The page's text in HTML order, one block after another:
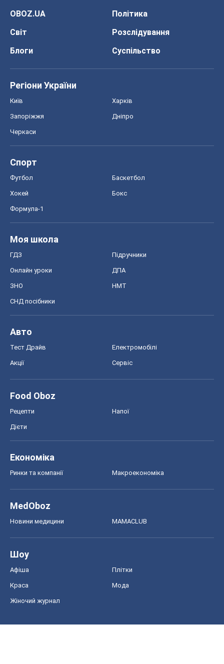
OBOZ.UA
Політика
Світ
Розслідування
Блоги
Суспільство
Регіони України
Київ Харків
Запоріжжя Дніпро
Черкаси
Спорт
Футбол Баскетбол
Хокей Бокс
Формула-1
Моя школа
ГДЗ Підручники
Онлайн уроки ДПА
ЗНО НМТ
СНД посібники
Авто
Тест Драйв Електромобілі
Акції Сервіс
Food Oboz
Рецепти Напої
Дієти
Економіка
Ринки та компанії Макроекономіка
MedOboz
Новини медицини MAMACLUB
Шоу
Афіша Плітки
Краса Мода
Жіночий журнал